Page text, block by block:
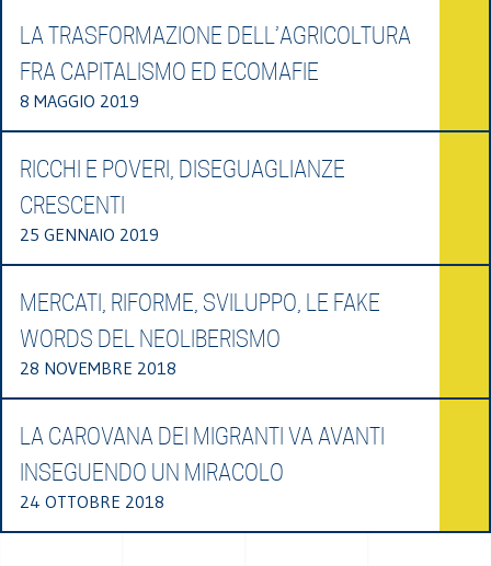
LA TRASFORMAZIONE DELL’AGRICOLTURA
FRA CAPITALISMO ED ECOMAFIE
8 MAGGIO 2019
RICCHI E POVERI, DISEGUAGLIANZE
CRESCENTI
25 GENNAIO 2019
MERCATI, RIFORME, SVILUPPO, LE FAKE
WORDS DEL NEOLIBERISMO
28 NOVEMBRE 2018
LA CAROVANA DEI MIGRANTI VA AVANTI
INSEGUENDO UN MIRACOLO
24 OTTOBRE 2018